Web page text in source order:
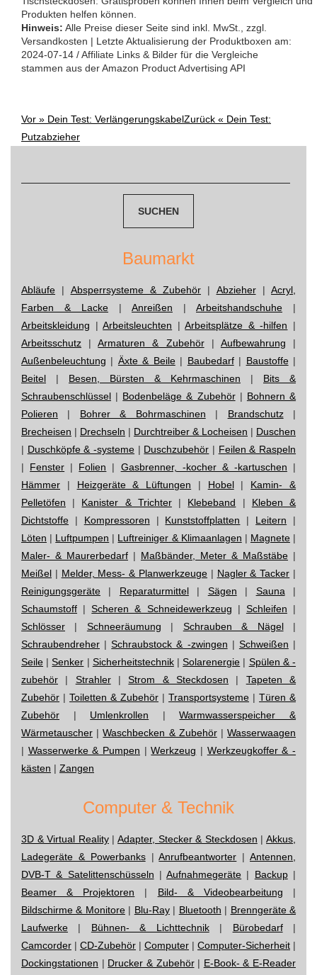
Produkten helfen können.
Hinweis: Alle Preise dieser Seite sind inkl. MwSt., zzgl.
Versandkosten | Letzte Aktualisierung der Produktboxen am:
2024-07-14 / Affiliate Links & Bilder für die Vergleiche
stammen aus der Amazon Product Advertising API
Post
Vor » Dein Test: VerlängerungskabelZurück « Dein Test:
Putzabzieher
Baumarkt
Abläufe | Absperrsysteme & Zubehör | Abzieher| Acryl,
Farben & Lacke | Anreißen | Arbeitshandschuhe |
Arbeitskleidung |Arbeitsleuchten |Arbeitsplätze & -hilfen |
Arbeitsschutz |Armaturen & Zubehör| Aufbewahrung |
Außenbeleuchtung | Äxte & Beile| Baubedarf| Baustoffe|
Beitel | Besen, Bürsten & Kehrmaschinen | Bits &
Schraubenschlüssel | Bodenbeläge & Zubehör| Bohnern &
Polieren | Bohrer & Bohrmaschinen | Brandschutz|
Brecheisen | Drechseln | Durchtreiber & Locheisen | Duschen
| Duschköpfe & -systeme | Duschzubehör | Feilen & Raspeln
| Fenster | Folien | Gasbrenner, -kocher & -kartuschen |
Hämmer | Heizgeräte & Lüftungen | Hobel| Kamin- &
Pelletöfen | Kanister & Trichter| Klebeband | Kleben &
Dichtstoffe | Kompressoren | Kunststoffplatten | Leitern |
Löten | Luftpumpen | Luftreiniger & Klimaanlagen | Magnete|
Maler- & Maurerbedarf | Maßbänder, Meter & Maßstäbe |
Meißel | Melder, Mess- & Planwerkzeuge | Nagler & Tacker |
Reinigungsgeräte | Reparaturmittel| Sägen | Sauna |
Schaumstoff |Scheren & Schneidewerkzeug | Schleifen |
Schlösser | Schneeräumung | Schrauben & Nägel|
Schraubendreher |Schraubstock & -zwingen | Schweißen |
Seile |Senker | Sicherheitstechnik|Solarenergie | Spülen & -
zubehör | Strahler|Strom & Steckdosen | Tapeten &
Zubehör | Toiletten & Zubehör | Transportsysteme | Türen &
Zubehör | Umlenkrollen |Warmwasserspeicher &
Wärmetauscher |Waschbecken & Zubehör|Wasserwaagen
| Wasserwerke & Pumpen |Werkzeug | Werkzeugkoffer & -
kästen | Zangen
Computer & Technik
3D & Virtual Reality|Adapter, Stecker & Steckdosen |Akkus,
Ladegeräte & Powerbanks|Anrufbeantworter |Antennen,
DVB-T & Satelittenschüsseln |Aufnahmegeräte | Backup|
Beamer & Projektoren | Bild- & Videobearbeitung |
Bildschirme & Monitore| Blu-Ray| Bluetooth | Brenngeräte &
Laufwerke | Bühnen- & Lichttechnik| Bürobedarf|
Camcorder | CD-Zubehör | Computer | Computer-Sicherheit |
Dockingstationen | Drucker & Zubehör| E-Book- & E-Reader